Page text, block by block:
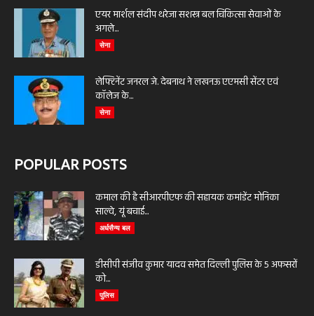
एयर मार्शल संदीप थरेजा सशस्त्र बल चिकित्सा सेवाओं के
अगले...
सेना
लेफ्टिनेंट जनरल जे. देबनाथ ने लखनऊ एएमसी सेंटर एवं
कॉलेज के...
सेना
POPULAR POSTS
कमाल की है सीआरपीएफ की सहायक कमांडेंट मोनिका
साल्वे, यूं बचाई...
अर्धसैन्य बल
डीसीपी संजीव कुमार यादव समेत दिल्ली पुलिस के 5 अफसरों
को...
पुलिस